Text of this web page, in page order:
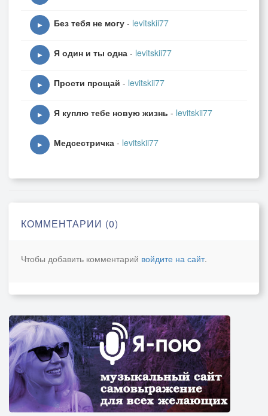
▶ Без тебя не могу - levitskii77
▶ Я один и ты одна - levitskii77
▶ Прости прощай - levitskii77
▶ Я куплю тебе новую жизнь - levitskii77
▶ Медсестричка - levitskii77
КОММЕНТАРИИ (0)
Чтобы добавить комментарий войдите на сайт.